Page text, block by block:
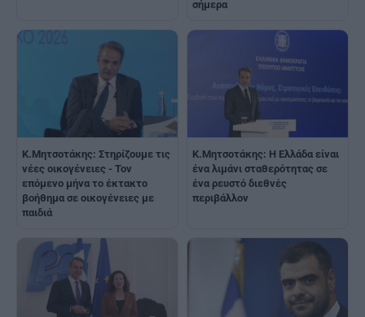
σήμερα
Κ.Μητσοτάκης: Στηρίζουμε τις
νέες οικογένειες - Τον
επόμενο μήνα το έκτακτο
βοήθημα σε οικογένειες με
παιδιά
Κ.Μητσοτάκης: Η Ελλάδα είναι
ένα λιμάνι σταθερότητας σε
ένα ρευστό διεθνές
περιβάλλον